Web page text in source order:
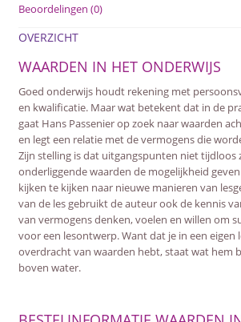
Beoordelingen (0)
OVERZICHT
WAARDEN IN HET ONDERWIJS
Goed onderwijs houdt rekening met
en kwalificatie. Maar wat betekent dat in de
gaat Hans Passenier op zoek naar waarden
en legt een relatie met de vermogens die
Zijn stelling is dat uitgangspunten niet tijdloos
onderliggende waarden de mogelijkheid
kijken te kijken naar nieuwe manieren van
van de les gebruikt de auteur ook de kennis
van vermogens denken, voelen en willen om
voor een lesontwerp. Want dat je in een eigen
overdracht van waarden hebt, staat wat hem
boven water.